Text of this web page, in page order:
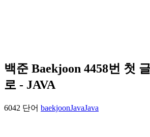
백준 Baekjoon 4458번 첫
로 - JAVA
6042 단어 baekjoonJavaJava